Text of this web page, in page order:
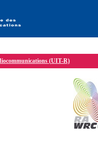
(UIT-R)